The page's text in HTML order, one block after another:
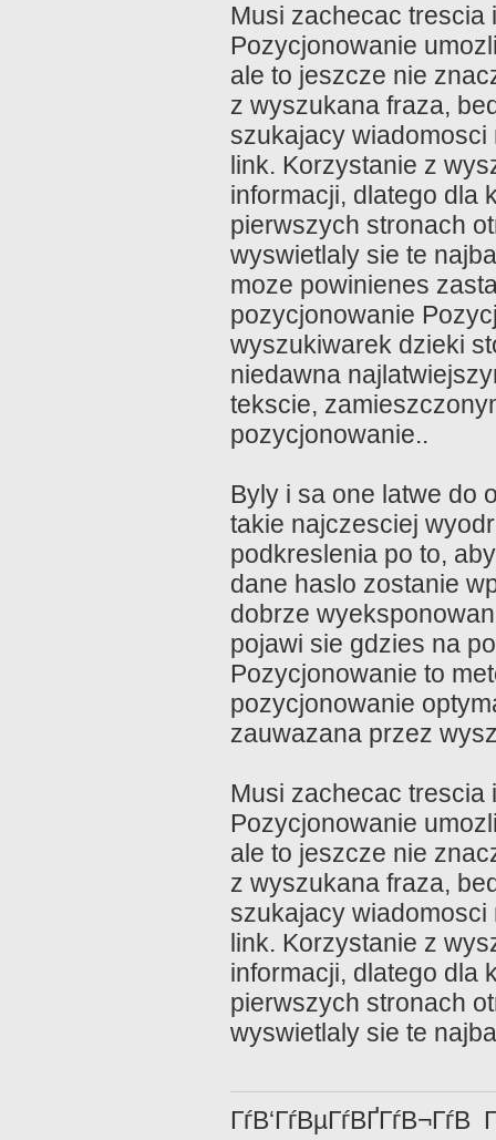
Musi zachecac trescia
Pozycjonowanie
ale to jeszcze nie
z wyszukana fraza,
szukajacy
link. Korzystanie z
informacji, dlatego dla
pierwszych stronach
wyswietlaly sie te
moze powinienes
pozycjonowanie
wyszukiwarek dzieki
niedawna
tekscie,
pozycjonowanie..
Byly i sa one latwe do
takie najczesciej
podkreslenia po to,
dane haslo zostanie
dobrze
pojawi sie gdzies na
Pozycjonowanie to
pozycjonowanie
zauwazana przez
Musi zachecac trescia
Pozycjonowanie
ale to jeszcze nie
z wyszukana fraza,
szukajacy
link. Korzystanie z
informacji, dlatego dla
pierwszych stronach
wyswietlaly sie te
ГѓВ‘ГѓВµГѓВҐГѓВ¬ГѓВ